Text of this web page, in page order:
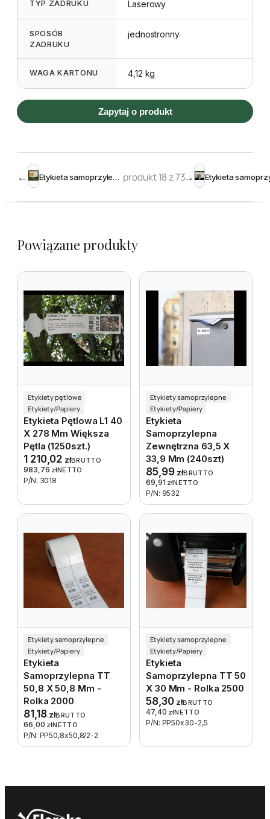
TYP ZADRUKU Laserowy
SPOSÓB
ZADRUKU
jednostronny
WAGA KARTONU 4,12 kg
Zapytaj o produkt
← Etykieta samoprzylepna 97,5 x 57 mm (250 szt.) produkt 18 z 73→
Powiązane produkty
Etykiety pętlowe
Etykiety/Papiery
Etykieta Pętlowa L1 40
X 278 Mm Większa
Pętla (1250szt.)
1 210,02 złBRUTTO
983,76 złNETTO
P/N: 3018
Etykiety samoprzylepne
Etykiety/Papiery
Etykieta
Samoprzylepna
Zewnętrzna 63,5 X
33,9 Mm (240szt)
85,99 złBRUTTO
69,91 złNETTO
P/N: 9532
Etykiety samoprzylepne
Etykiety/Papiery
Etykieta
Samoprzylepna TT
50,8 X 50,8 Mm -
Rolka 2000
81,18 złBRUTTO
66,00 złNETTO
P/N: PP50,8x50,8/2-2
Etykiety samoprzylepne
Etykiety/Papiery
Etykieta
Samoprzylepna TT 50
X 30 Mm - Rolka 2500
58,30 złBRUTTO
47,40 złNETTO
P/N: PP50x30-2,5